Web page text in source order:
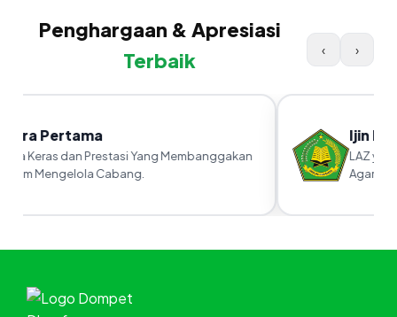
Penghargaan & Apresiasi
Terbaik
‹ ›
Pertama
Keras dan Prestasi Yang Membanggakan
Mengelola Cabang.
Ijin
LAZ
Agama RI